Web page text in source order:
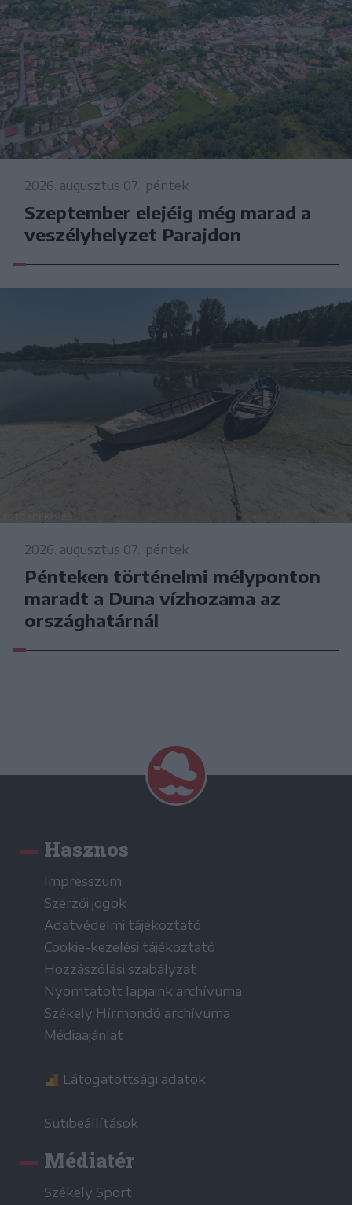
2026. augusztus 07., péntek
Szeptember elejéig még marad a
veszélyhelyzet Parajdon
2026. augusztus 07., péntek
Pénteken történelmi mélyponton
maradt a Duna vízhozama az
országhatárnál
Hasznos
Impresszum
Szerzői jogok
Adatvédelmi tájékoztató
Cookie-kezelési tájékoztató
Hozzászólási szabályzat
Nyomtatott lapjaink archívuma
Székely Hírmondó archívuma
Médiaajánlat
Látogatottsági adatok
Sütibeállítások
Médiatér
Székely Sport